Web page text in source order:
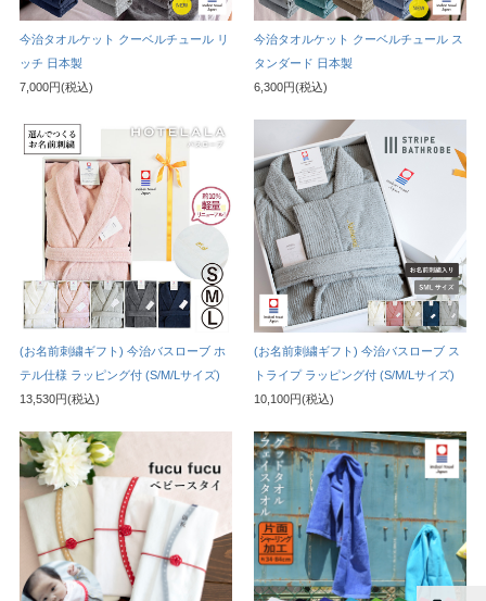
今治タオルケット クーベルチュール リ
ッチ 日本製
7,000円(税込)
今治タオルケット クーベルチュール ス
タンダード 日本製
6,300円(税込)
(お名前刺繍ギフト) 今治バスローブ ホ
テル仕様 ラッピング付 (S/M/Lサイズ)
13,530円(税込)
(お名前刺繍ギフト) 今治バスローブ ス
トライプ ラッピング付 (S/M/Lサイズ)
10,100円(税込)